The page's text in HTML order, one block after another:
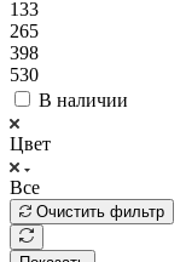
133
265
398
530
В наличии
Цвет
Все
Очистить фильтр